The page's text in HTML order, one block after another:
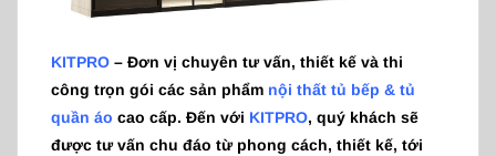
KITPRO – Đơn vị chuyên tư vấn, thiết kế và thi
công trọn gói các sản phẩm nội thất tủ bếp & tủ
quần áo cao cấp. Đến với KITPRO, quý khách sẽ
được tư vấn chu đáo từ phong cách, thiết kế, tới